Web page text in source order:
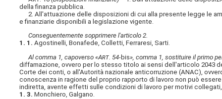
della finanza pubblica.
2. All'attuazione delle disposizioni di cui alla presente legge le
e finanziarie disponibili a legislazione vigente.
Conseguentemente sopprimere l'articolo 2.
1. 1. Agostinelli, Bonafede, Colletti, Ferraresi, Sarti.
Al comma 1, capoverso «Art . 54-bis», comma 1, sostituire il primo
diffamazione, ovvero per lo stesso titolo ai sensi dell'articolo 2043
Corte dei conti, o all'Autorità nazionale anticorruzione (ANAC),
conoscenza in ragione del proprio rapporto di lavoro non può
indiretta, avente effetti sulle condizioni di lavoro per motivi
1. 3. Monchiero, Galgano.